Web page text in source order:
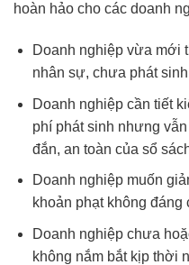
hoàn hảo cho các doanh
Doanh nghiệp vừa mới
nhân sự, chưa phát
Doanh nghiệp cần tiết
phí phát sinh nhưng
đắn, an toàn của sổ
Doanh nghiệp muốn
khoản phạt không đáng
Doanh nghiệp chưa
không nắm bắt kịp thời